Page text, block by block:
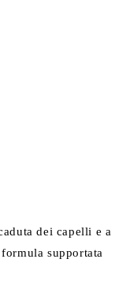
dei capelli e a
supportata